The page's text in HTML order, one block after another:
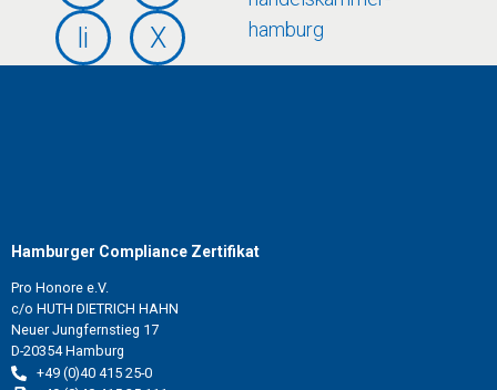
Hamburger Compliance Zertifikat
Pro Honore e.V.
c/o HUTH DIETRICH HAHN
Neuer Jungfernstieg 17
D-20354 Hamburg
+49 (0)40 415 25-0